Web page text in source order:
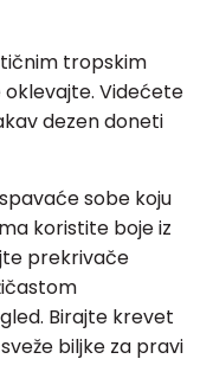
tropskim
Videćete
dezen doneti
sobe koju
koristite boje iz
prekrivače
Birajte krevet
biljke za pravi